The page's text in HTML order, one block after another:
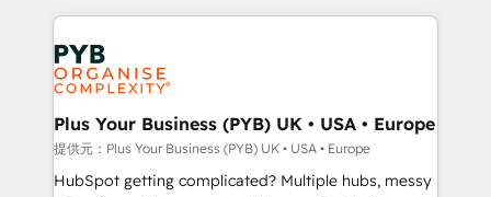
services are offered in both English & French.
onboarding from platforms like Salesforce, NetSuite,
Zoho, Pardot, Marketo, Microsoft Dynamics, Wix,
WordPress and legacy CRMs, turning fragmented
systems into unified, growth-ready HubSpot
architectures that accelerate revenue operations and
performance. - Multi-object CRM migration, cleanup,
and implementation. - Pre-built and custom
Plus Your Business (PYB) UK • USA • Europe
提供元：Plus Your Business (PYB) UK • USA • Europe
HubSpot getting complicated? Multiple hubs, messy